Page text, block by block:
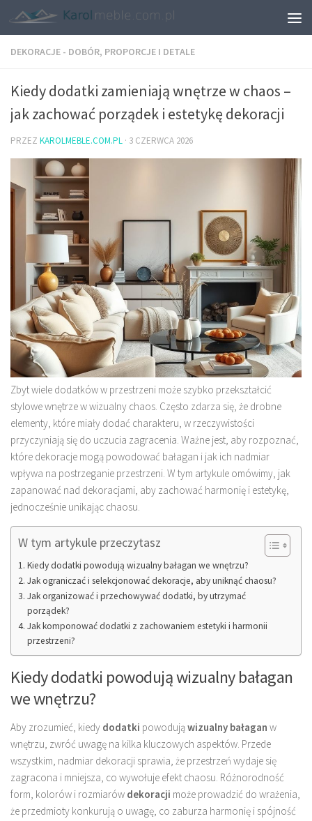
DEKORACJE - DOBÓR, PROPORCJE I DETALE
Kiedy dodatki zamieniają wnętrze w chaos –
jak zachować porządek i estetykę dekoracji
PRZEZ KAROLMEBLE.COM.PL · 3 CZERWCA 2026
Zbyt wiele dodatków w przestrzeni może szybko przekształcić
stylowe wnętrze w wizualny chaos. Często zdarza się, że drobne
elementy, które miały dodać charakteru, w rzeczywistości
przyczyniają się do uczucia zagracenia. Ważne jest, aby rozpoznać,
które dekoracje mogą powodować bałagan i jak ich nadmiar
wpływa na postrzeganie przestrzeni. W tym artykule omówimy, jak
zapanować nad dekoracjami, aby zachować harmonię i estetykę,
jednocześnie unikając chaosu.
W tym artykule przeczytasz
Kiedy dodatki powodują wizualny bałagan we wnętrzu?
Jak ograniczać i selekcjonować dekoracje, aby uniknąć chaosu?
Jak organizować i przechowywać dodatki, by utrzymać
porządek?
Jak komponować dodatki z zachowaniem estetyki i harmonii
przestrzeni?
Kiedy dodatki powodują wizualny bałagan
we wnętrzu?
Aby zrozumieć, kiedy dodatki powodująwizualny bałagan w
wnętrzu, zwróć uwagę na kilka kluczowych aspektów. Przede
wszystkim, nadmiar dekoracji sprawia, że przestrzeń wydaje się
zagracona i mniejsza, co wywołuje efekt chaosu. Różnorodność
form, kolorów i rozmiarów dekoracji może prowadzić do wrażenia,
że przedmioty konkurują o uwagę, co zaburza harmonię i spójność